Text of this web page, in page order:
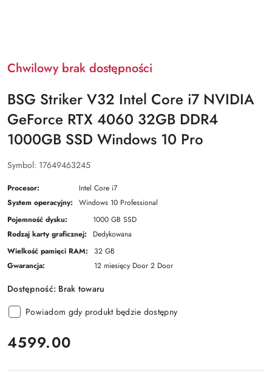
Chwilowy brak dostępności
BSG Striker V32 Intel Core i7 NVIDIA
GeForce RTX 4060 32GB DDR4
1000GB SSD Windows 10 Pro
Symbol: 17649463245
Procesor:
Intel Core i7
System operacyjny:
Windows 10 Professional
Pojemność dysku:
1000 GB SSD
Rodzaj karty graficznej:
Dedykowana
Wielkość pamięci RAM:
32 GB
Gwarancja:
12 miesięcy Door 2 Door
Dostępność: Brak towaru
Powiadom gdy produkt będzie dostępny
cena:
4599.00